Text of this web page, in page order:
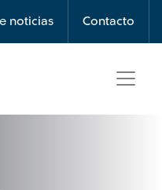
noticias Contacto